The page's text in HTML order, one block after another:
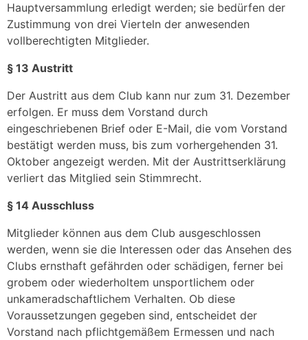
Hauptversammlung erledigt werden; sie bedürfen der
Zustimmung von drei Vierteln der anwesenden
vollberechtigten Mitglieder.
§ 13 Austritt
Der Austritt aus dem Club kann nur zum 31. Dezember
erfolgen. Er muss dem Vorstand durch
eingeschriebenen Brief oder E-Mail, die vom Vorstand
bestätigt werden muss, bis zum vorhergehenden 31.
Oktober angezeigt werden. Mit der Austrittserklärung
verliert das Mitglied sein Stimmrecht.
§ 14 Ausschluss
Mitglieder können aus dem Club ausgeschlossen
werden, wenn sie die Interessen oder das Ansehen des
Clubs ernsthaft gefährden oder schädigen, ferner bei
grobem oder wiederholtem unsportlichem oder
unkameradschaftlichem Verhalten. Ob diese
Voraussetzungen gegeben sind, entscheidet der
Vorstand nach pflichtgemäßem Ermessen und nach